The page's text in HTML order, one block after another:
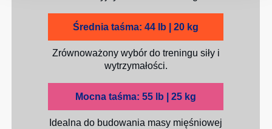
Średnia taśma: 44 lb | 20 kg
Zrównoważony wybór do treningu siły i
wytrzymałości.
Mocna taśma: 55 lb | 25 kg
Idealna do budowania masy mięśniowej